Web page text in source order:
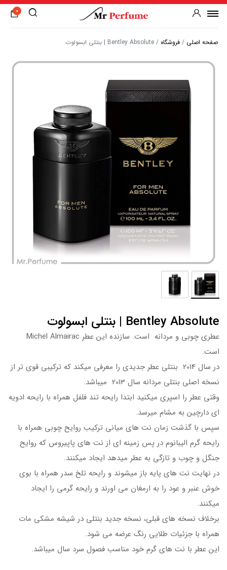
0
صفحه اصلی / فروشگاه / Bentley Absolute | بنتلی ابسولوت
Bentley Absolute | بنتلی ابسولوت
عطری چوبی و مردانه است. سازنده این عطر Michel Almairac
است.
در سال 2014 بنتلی عطر جدیدی را معرفی میکند که ترکیبی قوی تر از
نسخه اصلی بنتلی مردانه سال 2013 میباشد.
وقتی عطر را اسپری میکنید ابتدا رایحه تند فلفل همراه با رایحه ادویه
ای دارچین به مشام میرسد.
سپس با گذشت زمان نت های میانی ترکیب روایح چوبی همراه با
رایحه گرم الیبانوم در پس زمینه ای از نت های پاپیروس که روایح
جنگل و چوب و تازگی به عطر میدهد ایجاد میکنند.
در نهایت نت های پایه باز میشوند و رایحه تلخ سدر همراه با بوی
خوش عنبر و عود را به ارمغان می اورند و رایحه گرمی را ایجاد
میکنند.
برخلاف نسخه های قبلی، نسخه جدید بنتلی در شیشه مشکی مات
همراه با جزئیات طلایی رنگ عرضه می شود.
این عطر با نت های گرم خود مناسب فصول سرد سال میباشد.